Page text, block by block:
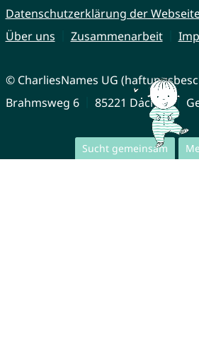
Sucht gemeinsam
Datenschutzerklärung der
Über uns
Zusammenarbeit
© CharliesNames UG
Brahmsweg 6
85221 Dachau